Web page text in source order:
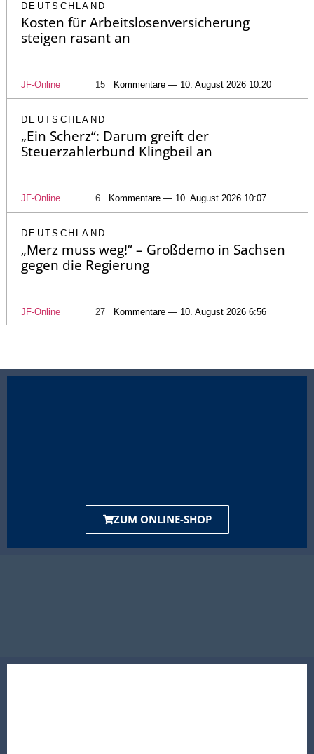
DEUTSCHLAND
Kosten für Arbeitslosenversicherung
steigen rasant an
JF-Online 15 Kommentare — 10. August 2026 10:20
DEUTSCHLAND
„Ein Scherz“: Darum greift der
Steuerzahlerbund Klingbeil an
JF-Online 6 Kommentare — 10. August 2026 10:07
DEUTSCHLAND
„Merz muss weg!“ – Großdemo in Sachsen
gegen die Regierung
JF-Online 27 Kommentare — 10. August 2026 6:56
ZUM ONLINE-SHOP